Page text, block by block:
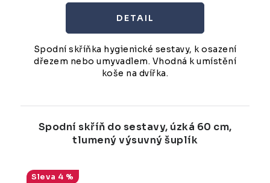
Spodní skříňka hygienické sestavy, k osazení
dřezem nebo umyvadlem. Vhodná k umístění
koše na dvířka.
Spodní skříň do sestavy, úzká 60 cm,
tlumený výsuvný šuplík
4 %